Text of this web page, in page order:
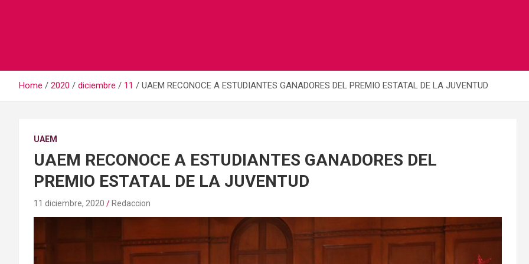
Home 2020 diciembre 11 UAEM RECONOCE A ESTUDIANTES GANADORES DEL PREMIO ESTATAL DE LA JUVENTUD
UAEM
UAEM RECONOCE A ESTUDIANTES GANADORES DEL
PREMIO ESTATAL DE LA JUVENTUD
11 diciembre, 2020 Redaccion